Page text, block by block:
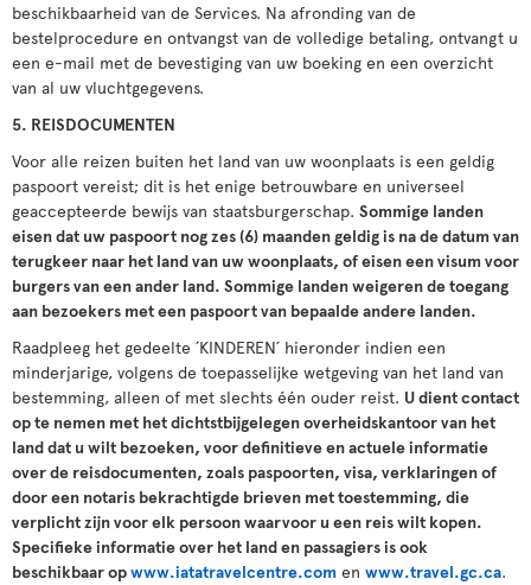
beschikbaarheid van de Services. Na afronding van de
bestelprocedure en ontvangst van de volledige betaling, ontvangt u
een e-mail met de bevestiging van uw boeking en een overzicht
van al uw vluchtgegevens.
5. REISDOCUMENTEN
Voor alle reizen buiten het land van uw woonplaats is een geldig
paspoort vereist; dit is het enige betrouwbare en universeel
geaccepteerde bewijs van staatsburgerschap. Sommige landen
eisen dat uw paspoort nog zes (6) maanden geldig is na de datum van
terugkeer naar het land van uw woonplaats, of eisen een visum voor
burgers van een ander land. Sommige landen weigeren de toegang
aan bezoekers met een paspoort van bepaalde andere landen.
Raadpleeg het gedeelte ´KINDEREN´ hieronder indien een
minderjarige, volgens de toepasselijke wetgeving van het land van
bestemming, alleen of met slechts één ouder reist. U dient contact
op te nemen met het dichtstbijgelegen overheidskantoor van het
land dat u wilt bezoeken, voor definitieve en actuele informatie
over de reisdocumenten, zoals paspoorten, visa, verklaringen of
door een notaris bekrachtigde brieven met toestemming, die
verplicht zijn voor elk persoon waarvoor u een reis wilt kopen.
Specifieke informatie over het land en passagiers is ook
beschikbaar opwww.iatatravelcentre.com en www.travel.gc.ca.